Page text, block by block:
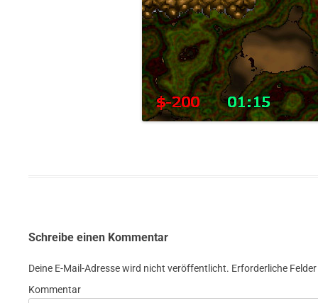
Schreibe einen Kommentar
Deine E-Mail-Adresse wird nicht veröffentlicht. Erforderliche
Kommentar